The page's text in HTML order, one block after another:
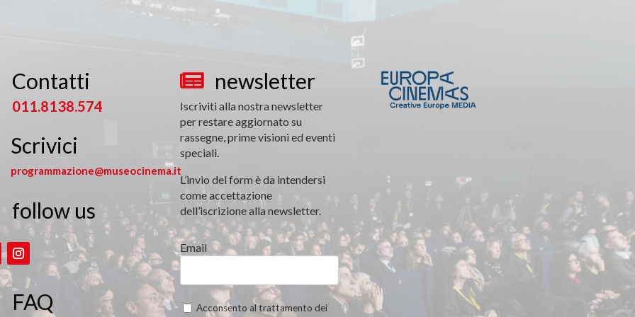
Contatti
011.8138.574
Scrivici
programmazione@museocinema.it
follow us
FAQ
 newsletter
Iscriviti alla nostra newsletter
per restare aggiornato su
rassegne, prime visioni ed eventi
speciali.
L’invio del form è da intendersi
come accettazione
dell’iscrizione alla newsletter.
Email
Acconsento al trattamento dei